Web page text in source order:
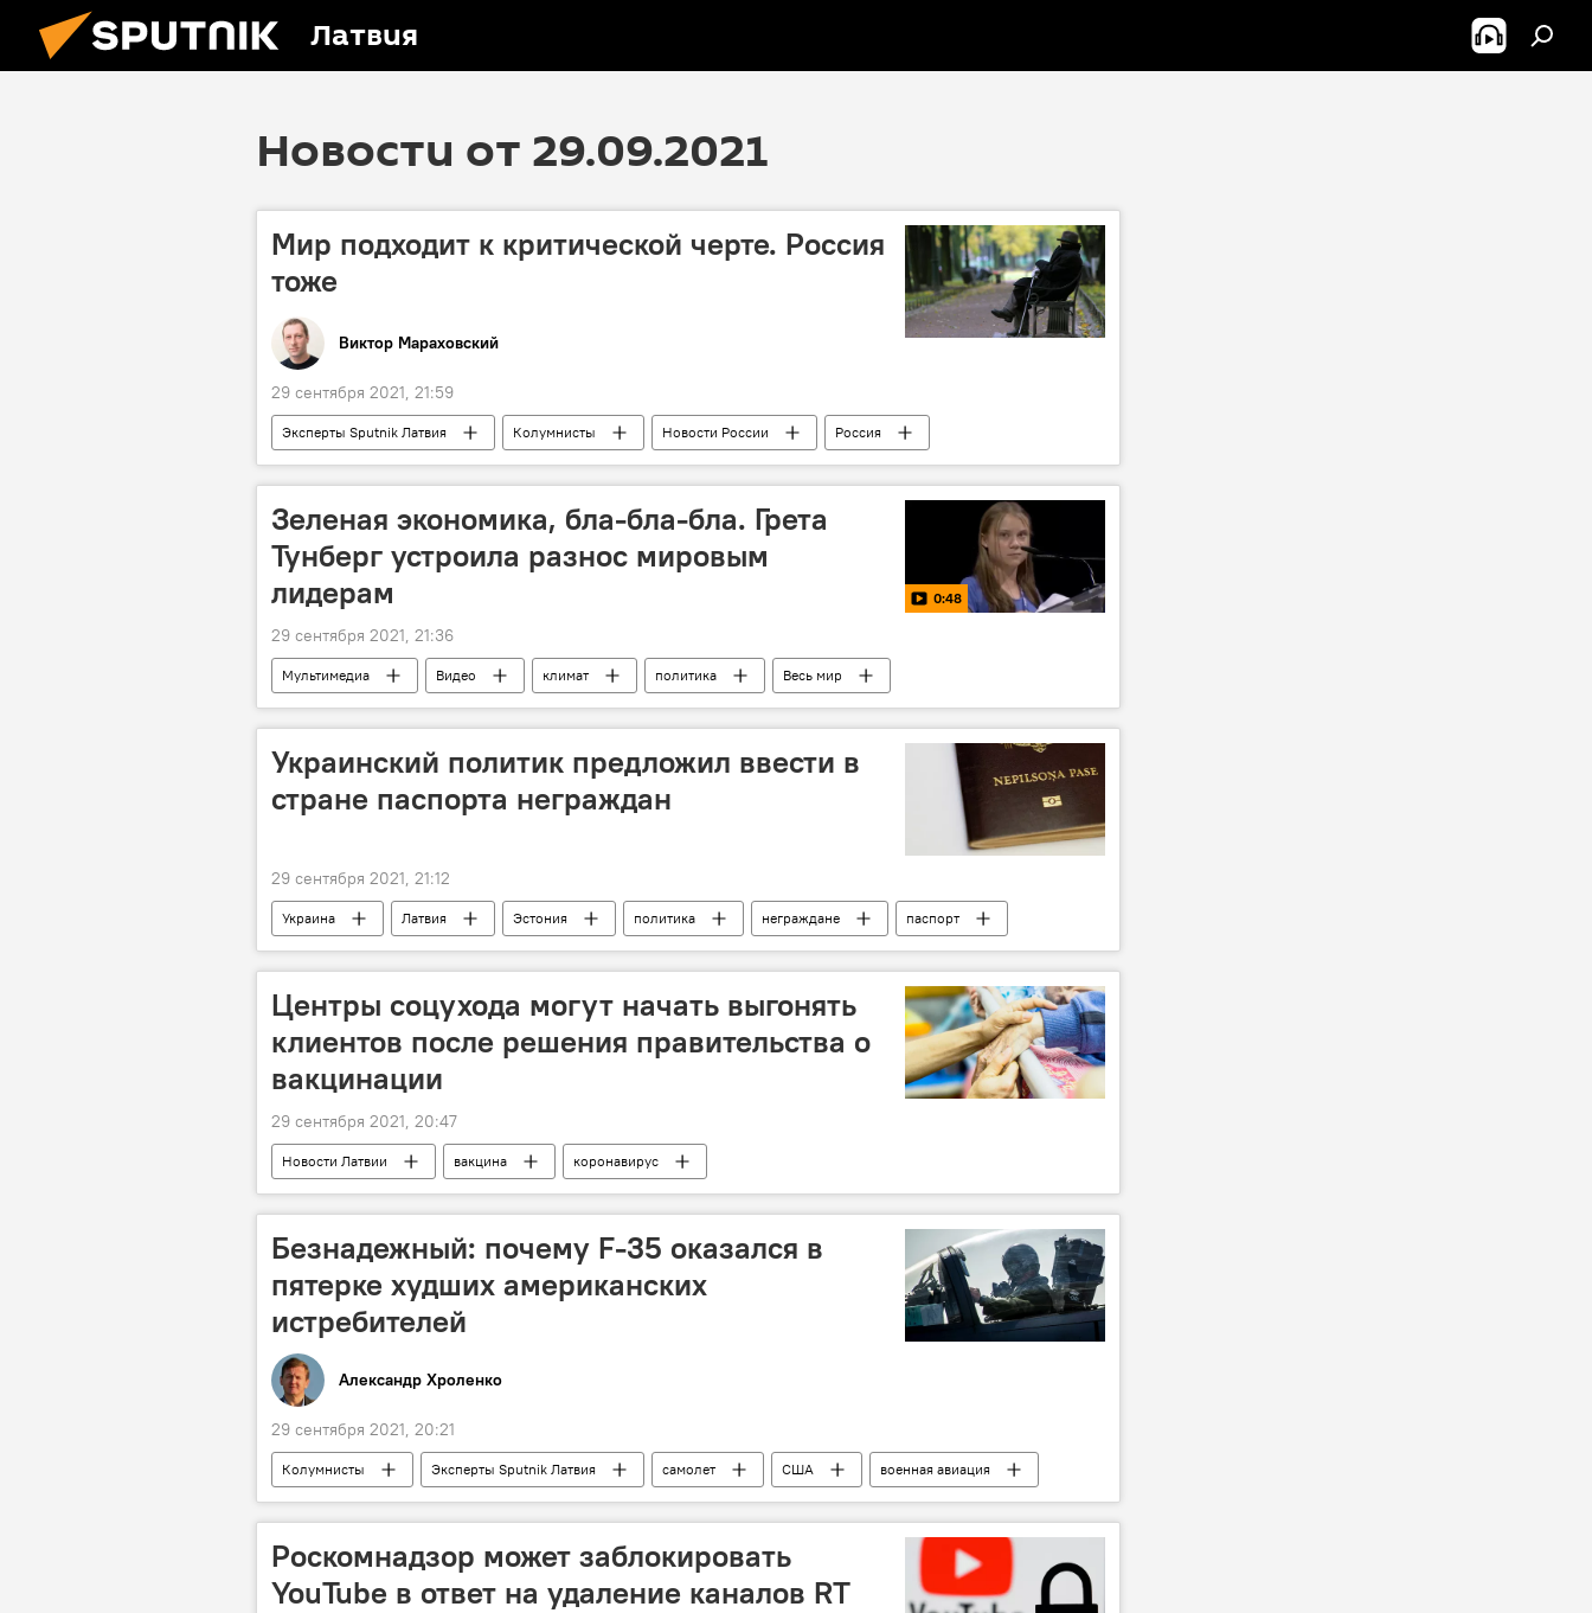
Латвия
Новости от 29.09.2021
Мир подходит к критической черте. Россия
тоже
Виктор Мараховский
29 сентября 2021, 21:59
Эксперты Sputnik Латвия Колумнисты Новости России
Россия
Весь мир
старение населения
Зеленая экономика, бла-бла-бла. Грета
Тунберг устроила разнос мировым
лидерам
0:48
29 сентября 2021, 21:36
Мультимедиа Видео климат политика
Весь мир
Грета Тунберг
Украинский политик предложил ввести в
стране паспорта неграждан
29 сентября 2021, 21:12
Украина Латвия Эстония политика неграждане паспорт
Центры соцухода могут начать выгонять
клиентов после решения правительства о
вакцинации
29 сентября 2021, 20:47
Новости Латвии вакцина коронавирус
Безнадежный: почему F-35 оказался в
пятерке худших американских
истребителей
Александр Хроленко
29 сентября 2021, 20:21
Колумнисты Эксперты Sputnik Латвия самолет США
военная авиация
F-35
F-22 Raptor
Роскомнадзор может заблокировать
YouTube в ответ на удаление каналов RT